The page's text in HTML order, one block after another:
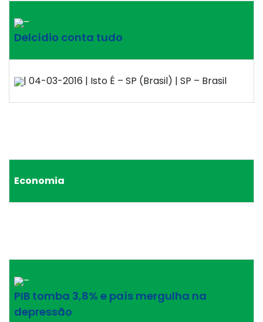
–
Delcídio conta tudo
| 04-03-2016 | Isto É – SP (Brasil) | SP – Brasil
Economia
–
PIB tomba 3,8% e país mergulha na
depressão